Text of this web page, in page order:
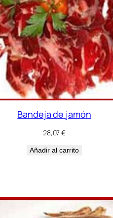
Bandeja de jamón
28,07€
Añadir al carrito